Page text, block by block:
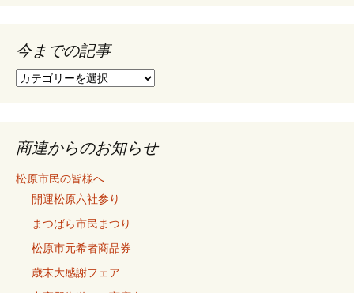
ン今までの記事
今
記
事
商連からのお知らせ
松原市民の皆様へ
開運松原六社参り
まつばら市民まつり
松原市元希者商品券
歳末大感謝フェア